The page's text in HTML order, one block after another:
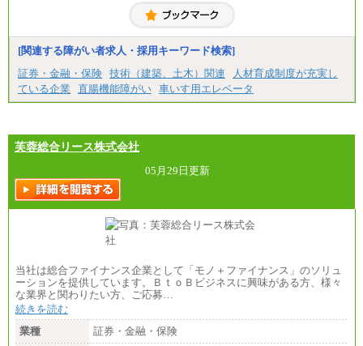
（1) 総合職 （院了）月給274,862円～／（大学卒）
月給245,000円～（※1）
(2) エリア総合職 月給233,410円～（※1）
(3) アシスタントスタッフ 日給9,800円～12,500円
（※2）
※１ 試用期間６か月（試用期間中も給与に変更
なし）
※２ 勤務地により異なる
[関連する障がい者求人・採用キーワード検索]
証券・金融・保険 技術（建築、土木）関連
人材育成制度が充実し
ている企業
直腸機能障がい 車いす用エレベータ
芙蓉総合リース株式会社
05月29日更新
当社は総合ファイナンス企業として「モノ＋ファイナンス」のソリュ
ーションを提供しています。ＢｔｏＢビジネスに興味がある方、様々
な業界と関わりたい方、ご応募…
続きを読む
業種
証券・金融・保険